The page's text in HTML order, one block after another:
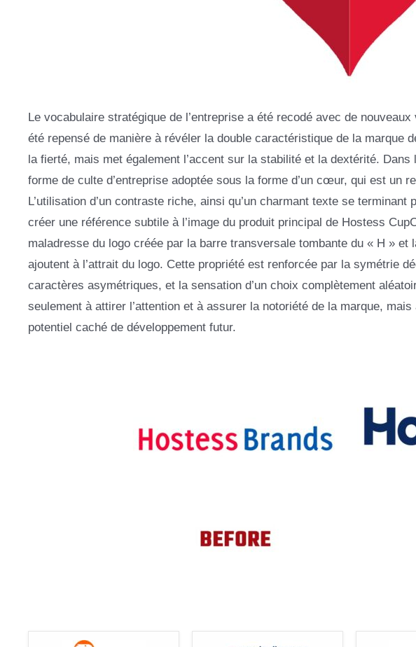
Le vocabulaire stratégique de l’entreprise a été recodé avec de
été repensé de manière à révéler la double caractéristique de la marque
la fierté, mais met également l’accent sur la stabilité et la dextérité.
forme de culte d’entreprise adoptée sous la forme d’un cœur, qui est un
L’utilisation d’un contraste riche, ainsi qu’un charmant texte se
créer une référence subtile à l’image du produit principal de Hostess
maladresse du logo créée par la barre transversale tombante du « H »
ajoutent à l’attrait du logo. Cette propriété est renforcée par la symétrie
caractères asymétriques, et la sensation d’un choix complètement
seulement à attirer l’attention et à assurer la notoriété de la marque,
potentiel caché de développement futur.